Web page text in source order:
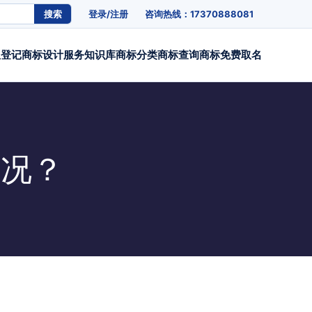
搜索 登录/注册 咨询热线：17370888081
记商标设计服务知识库商标分类商标查询商标免费取名
？